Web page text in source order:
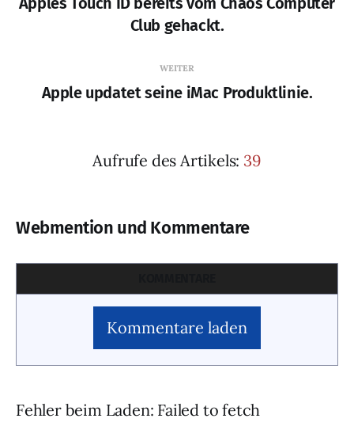
Club gehackt.
WEITER
Apple updatet seine iMac Produktlinie.
Aufrufe des Artikels: 39
Webmention und Kommentare
Kommentare laden
Fehler beim Laden: Failed to fetch